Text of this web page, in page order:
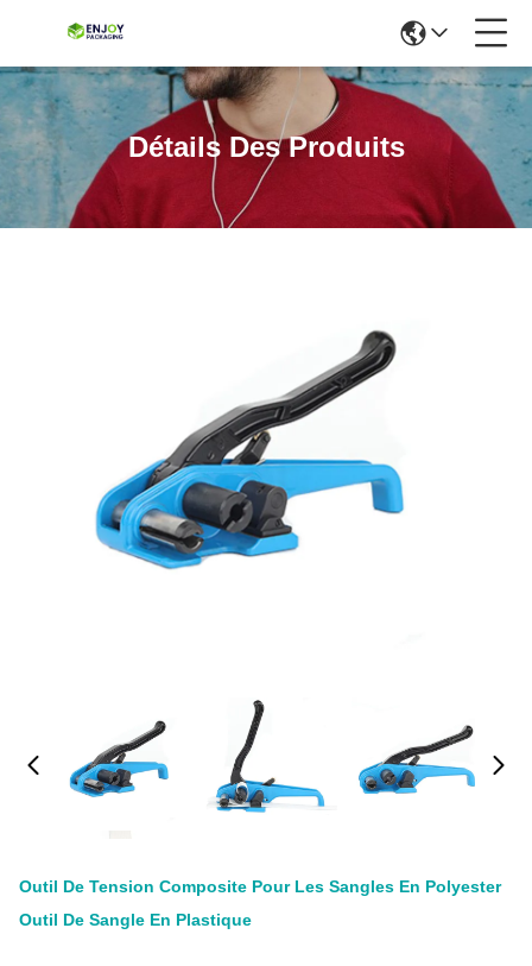
Détails Des Produits
Outil De Tension Composite Pour Les Sangles En Polyester
Outil De Sangle En Plastique